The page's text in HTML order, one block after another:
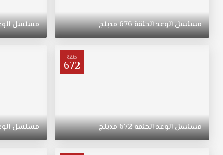
بعد
وفاة
مسلسلالوعدالحلقة676مدبلج مسلسل
حلقة
672
مسلسلالوعدالحلقة672مدبلج مسلسل